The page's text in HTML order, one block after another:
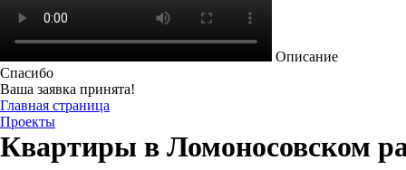
Описание
Спасибо
Ваша заявка принята!
Главная страница
Проекты
Квартиры в Ломоносовском